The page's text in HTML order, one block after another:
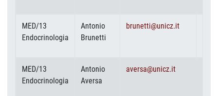
MED/13
Endocrinologia
Antonio
Brunetti
brunetti@unicz.it
MED/13
Endocrinologia
Antonio
Aversa
aversa@unicz.it